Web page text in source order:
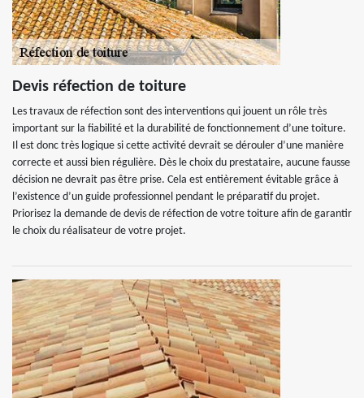
Devis réfection de toiture
Les travaux de réfection sont des interventions qui jouent un rôle très
important sur la fiabilité et la durabilité de fonctionnement d’une toiture.
Il est donc très logique si cette activité devrait se dérouler d’une manière
correcte et aussi bien régulière. Dès le choix du prestataire, aucune fausse
décision ne devrait pas être prise. Cela est entièrement évitable grâce à
l’existence d’un guide professionnel pendant le préparatif du projet.
Priorisez la demande de devis de réfection de votre toiture afin de garantir
le choix du réalisateur de votre projet.